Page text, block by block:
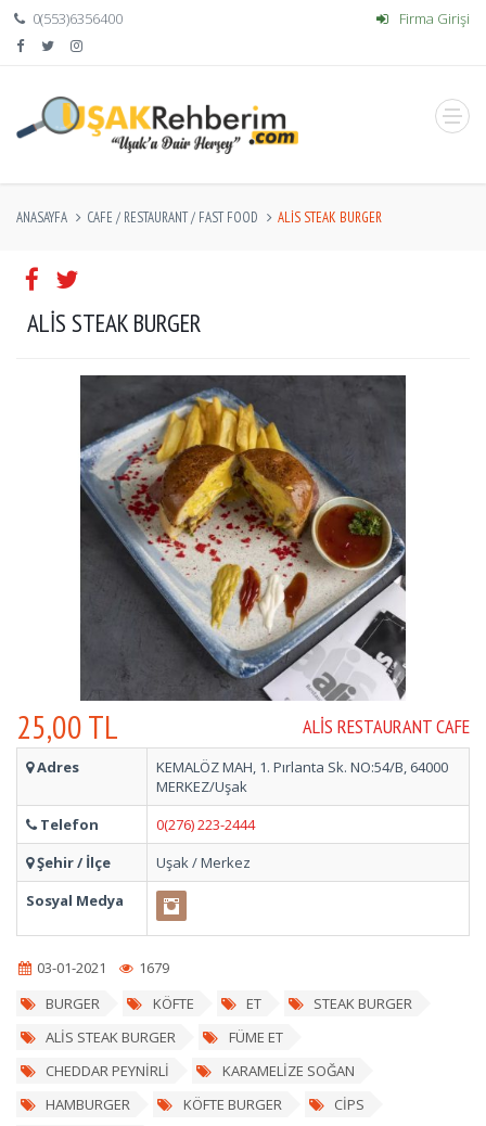
0(553)6356400 Firma Girişi
ANASAYFA CAFE / RESTAURANT / FAST FOOD ALİS STEAK BURGER
ALİS STEAK BURGER
ALIS RESTAURANT CAFE
25,00 TL
Adres
KEMALÖZ MAH, 1. Pırlanta Sk. NO:54/B, 64000
MERKEZ/Uşak
Telefon
0(276) 223-2444
Şehir / İlçe
Uşak / Merkez
Sosyal Medya
03-01-2021
1679
BURGER
KÖFTE ET
STEAK BURGER
ALİS STEAK BURGER
FÜME ET
CHEDDAR PEYNİRLİ
KARAMELİZE SOĞAN
HAMBURGER
KÖFTE BURGER
CİPS